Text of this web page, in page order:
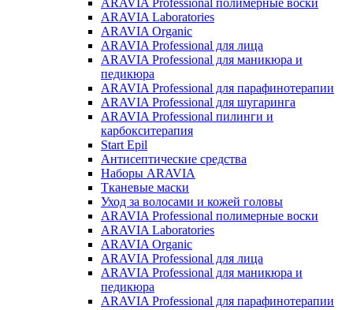
ARAVIA Professional полимерные воски
ARAVIA Laboratories
ARAVIA Organic
ARAVIA Professional для лица
ARAVIA Professional для маникюра и
педикюра
ARAVIA Professional для парафинотерапии
ARAVIA Professional для шугаринга
ARAVIA Professional пилинги и
карбокситерапия
Start Epil
Антисептические средства
Наборы ARAVIA
Тканевые маски
Уход за волосами и кожей головы
ARAVIA Professional полимерные воски
ARAVIA Laboratories
ARAVIA Organic
ARAVIA Professional для лица
ARAVIA Professional для маникюра и
педикюра
ARAVIA Professional для парафинотерапии